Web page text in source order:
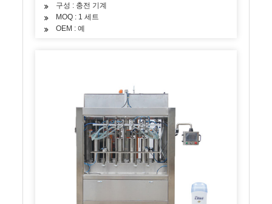
구성 : 충전 기계
MOQ : 1 세트
OEM : 예